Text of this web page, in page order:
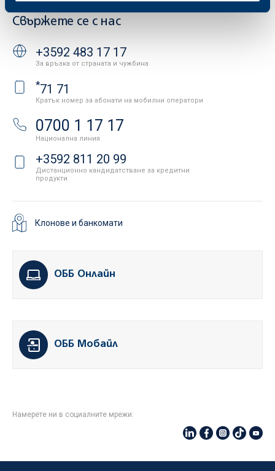
Свържете се с нас
+3592 483 17 17
За връзка от страната и чужбина
*71 71
Кратък номер за абонати на мобилни оператори
0700 1 17 17
Национална линия
+3592 811 20 99
Дистанционно кандидатстване за кредитни
продукти
Клонове и банкомати
ОББ Онлайн
ОББ Мобайл
Намерете ни в социалните мрежи: